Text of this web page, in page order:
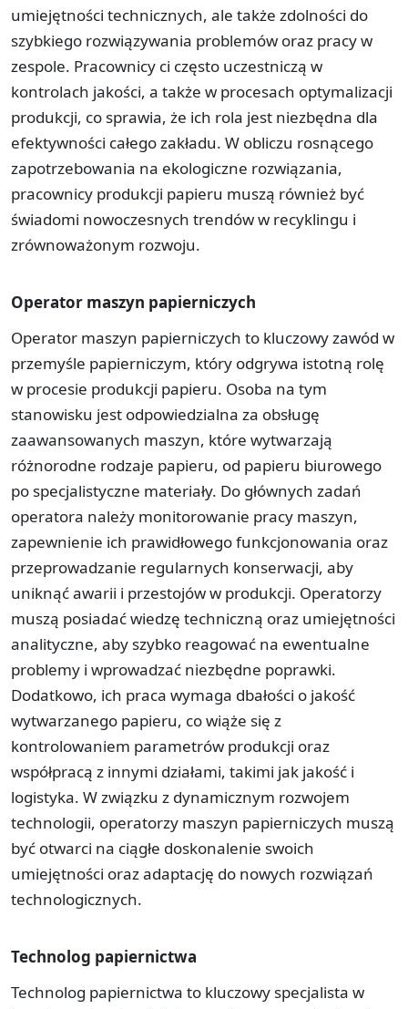
umiejętności technicznych, ale także zdolności do
szybkiego rozwiązywania problemów oraz pracy w
zespole. Pracownicy ci często uczestniczą w
kontrolach jakości, a także w procesach optymalizacji
produkcji, co sprawia, że ich rola jest niezbędna dla
efektywności całego zakładu. W obliczu rosnącego
zapotrzebowania na ekologiczne rozwiązania,
pracownicy produkcji papieru muszą również być
świadomi nowoczesnych trendów w recyklingu i
zrównoważonym rozwoju.
Operator maszyn papierniczych
Operator maszyn papierniczych to kluczowy zawód w
przemyśle papierniczym, który odgrywa istotną rolę
w procesie produkcji papieru. Osoba na tym
stanowisku jest odpowiedzialna za obsługę
zaawansowanych maszyn, które wytwarzają
różnorodne rodzaje papieru, od papieru biurowego
po specjalistyczne materiały. Do głównych zadań
operatora należy monitorowanie pracy maszyn,
zapewnienie ich prawidłowego funkcjonowania oraz
przeprowadzanie regularnych konserwacji, aby
uniknąć awarii i przestojów w produkcji. Operatorzy
muszą posiadać wiedzę techniczną oraz umiejętności
analityczne, aby szybko reagować na ewentualne
problemy i wprowadzać niezbędne poprawki.
Dodatkowo, ich praca wymaga dbałości o jakość
wytwarzanego papieru, co wiąże się z
kontrolowaniem parametrów produkcji oraz
współpracą z innymi działami, takimi jak jakość i
logistyka. W związku z dynamicznym rozwojem
technologii, operatorzy maszyn papierniczych muszą
być otwarci na ciągłe doskonalenie swoich
umiejętności oraz adaptację do nowych rozwiązań
technologicznych.
Technolog papiernictwa
Technolog papiernictwa to kluczowy specjalista w